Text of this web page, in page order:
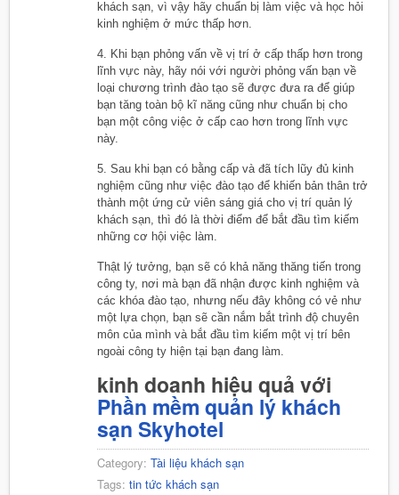
khách sạn, vì vậy hãy chuẩn bị làm việc và học hỏi
kinh nghiệm ở mức thấp hơn.
4. Khi bạn phỏng vấn về vị trí ở cấp thấp hơn trong
lĩnh vực này, hãy nói với người phỏng vấn bạn về
loại chương trình đào tạo sẽ được đưa ra để giúp
bạn tăng toàn bộ kĩ năng cũng như chuẩn bị cho
bạn một công việc ở cấp cao hơn trong lĩnh vực
này.
5. Sau khi bạn có bằng cấp và đã tích lũy đủ kinh
nghiệm cũng như việc đào tạo để khiến bản thân trở
thành một ứng cử viên sáng giá cho vị trí quản lý
khách sạn, thì đó là thời điểm để bắt đầu tìm kiếm
những cơ hội việc làm.
Thật lý tưởng, bạn sẽ có khả năng thăng tiến trong
công ty, nơi mà bạn đã nhận được kinh nghiệm và
các khóa đào tạo, nhưng nếu đây không có vẻ như
một lựa chọn, bạn sẽ cần nắm bắt trình độ chuyên
môn của mình và bắt đầu tìm kiếm một vị trí bên
ngoài công ty hiện tại bạn đang làm.
kinh doanh hiệu quả với
Phần mềm quản lý khách
sạn Skyhotel
Category: Tài liệu khách sạn
Tags: tin tức khách sạn